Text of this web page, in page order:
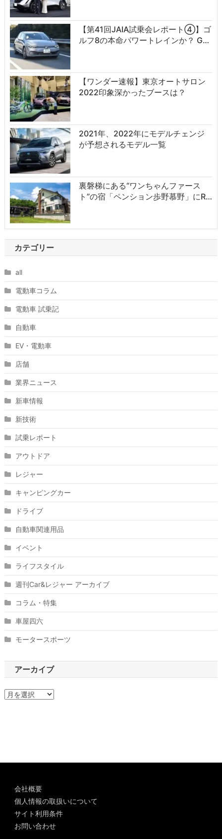
【第41回JAIA試乗会レポート④】ゴ
ルフ8の本命パワートレインか？ G…
【ワンダー速報】東京オートサロン
2022印象深かったブースは？
2021年、2022年にモデルチェンジ
が予想されるモデル一覧
裏磐梯にある“ワンちゃんファース
ト”の宿「ペンション歩野慕野」にR…
カテゴリー
all
電動車コラム
電動車 試乗記
自動車
EV・電動車
店舗
業界ニュース
新車情報
新技術
試乗レポート
アウトドア
レジャー
キャンピングカー
ドライブ
自動車関連用品
イベント
ライフスタイル
週刊Car&レジャー アーカイブ
コラム・特集
車屋四六
モータースポーツ
アーカイブ
ア
会社概要
個人情報の取扱いについて
サイト利用条件
お問い合わせ